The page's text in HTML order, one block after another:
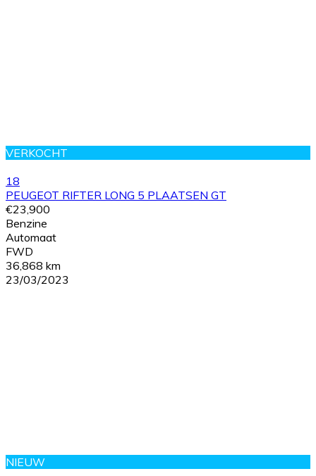
VERKOCHT
18
PEUGEOT RIFTER LONG 5 PLAATSEN GT
€23,900
Benzine
Automaat
FWD
36,868 km
23/03/2023
NIEUW